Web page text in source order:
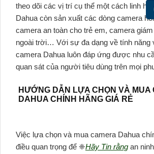
theo dõi các vị trí cụ thể một cách linh
Dahua còn sản xuất các dòng camera
camera an toàn cho trẻ em, camera
ngoài trời… Với sự đa dạng về tính năng
camera Dahua luôn đáp ứng được nhu
quan sát của người tiêu dùng trên mọi
HƯỚNG DẪN LỰA CHỌN VÀ MUA
DAHUA CHÍNH HÃNG GIÁ RẺ
Việc lựa chọn và mua camera Dahua
điều quan trọng để ❈Hãy Tin rằng an